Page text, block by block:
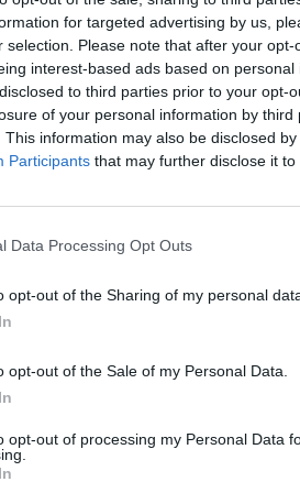
for targeted advertising by us,
selection. Please note that after your
interest-based ads based on
to third parties prior to your opt-
of your personal information by third
This information may also be disclosed
Participants that may further disclose it to
Data Processing Opt Outs
opt-out of the Sharing of my personal
opt-out of the Sale of my Personal Data.
opt-out of processing my Personal Data
(Cc) Újhold
előrejelzés